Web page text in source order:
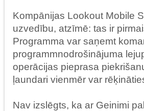
Kompānijas Lookout Mobile
uzvedību, atzīmē: tas ir
Programma var saņemt
programmnodrošinājuma
operācijas pieprasa
ļaundari vienmēr var
Nav izslēgts, ka ar Geinimi